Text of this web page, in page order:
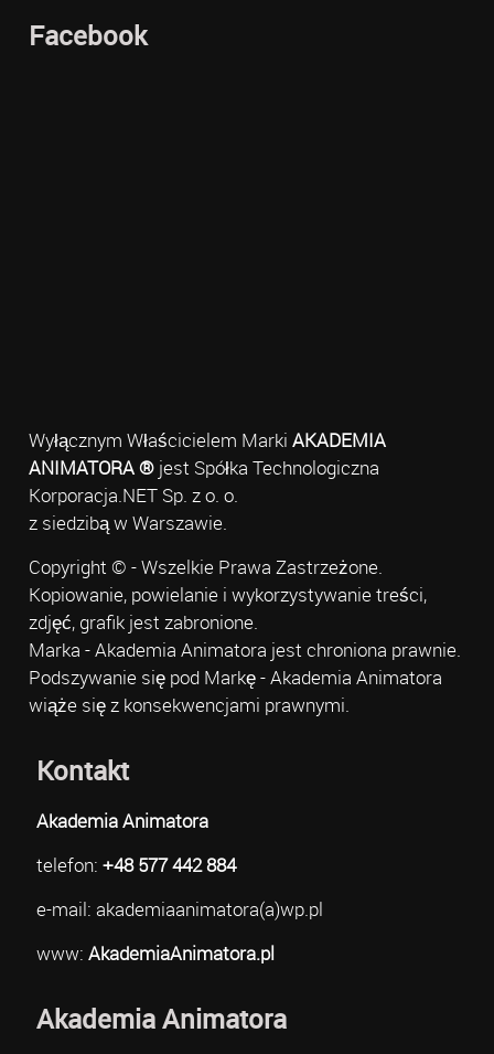
Facebook
Wyłącznym Właścicielem Marki AKADEMIA
ANIMATORA ®jest Spółka Technologiczna
Korporacja.NET Sp. z o. o.
z siedzibą w Warszawie.
Copyright © - Wszelkie Prawa Zastrzeżone.
Kopiowanie, powielanie i wykorzystywanie treści,
zdjęć, grafik jest zabronione.
Marka - Akademia Animatora jest chroniona prawnie.
Podszywanie się pod Markę - Akademia Animatora
wiąże się z konsekwencjami prawnymi.
Kontakt
Akademia Animatora
telefon: +48 577 442 884
e-mail: akademiaanimatora(a)wp.pl
www: AkademiaAnimatora.pl
Akademia Animatora